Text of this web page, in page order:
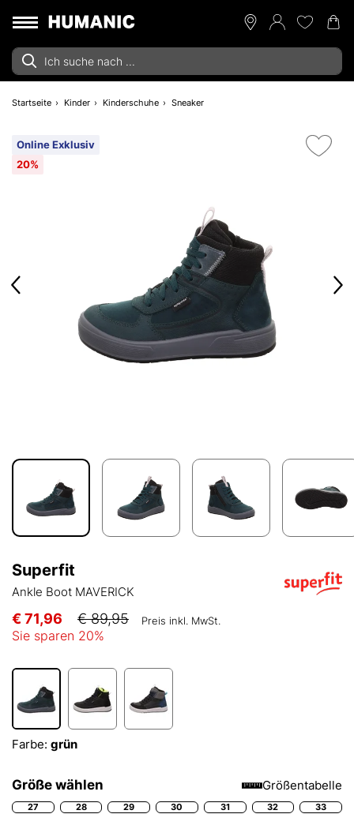
Startseite Kinder Kinderschuhe Sneaker
Online Exklusiv
20%
Superfit
Ankle Boot MAVERICK
€ 71,96 € 89,95 Preis inkl. MwSt.
Sie sparen 20%
Farbe: grün
Größe wählen Größentabelle
27 28 29 30 31 32
33